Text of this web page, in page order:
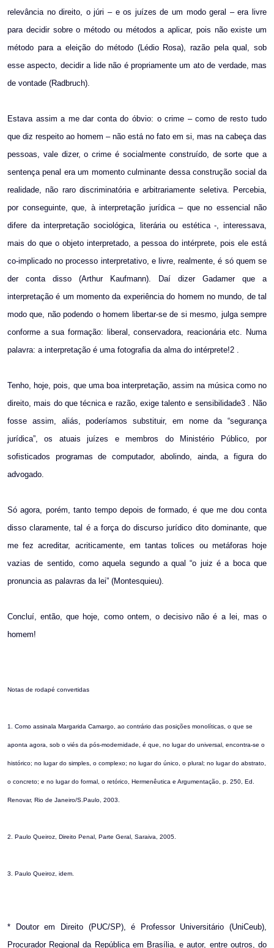
relevância no direito, o júri – e os juízes de um modo geral – era livre
para decidir sobre o método ou métodos a aplicar, pois não existe um
método para a eleição do método (Lédio Rosa), razão pela qual, sob
esse aspecto, decidir a lide não é propriamente um ato de verdade, mas
de vontade (Radbruch).
Estava assim a me dar conta do óbvio: o crime – como de resto tudo
que diz respeito ao homem – não está no fato em si, mas na cabeça das
pessoas, vale dizer, o crime é socialmente construído, de sorte que a
sentença penal era um momento culminante dessa construção social da
realidade, não raro discriminatória e arbitrariamente seletiva. Percebia,
por conseguinte, que, à interpretação jurídica – que no essencial não
difere da interpretação sociológica, literária ou estética -, interessava,
mais do que o objeto interpretado, a pessoa do intérprete, pois ele está
co-implicado no processo interpretativo, e livre, realmente, é só quem se
der conta disso (Arthur Kaufmann). Daí dizer Gadamer que a
interpretação é um momento da experiência do homem no mundo, de tal
modo que, não podendo o homem libertar-se de si mesmo, julga sempre
conforme a sua formação: liberal, conservadora, reacionária etc. Numa
palavra: a interpretação é uma fotografia da alma do intérprete!2 .
Tenho, hoje, pois, que uma boa interpretação, assim na música como no
direito, mais do que técnica e razão, exige talento e sensibilidade3 . Não
fosse assim, aliás, poderíamos substituir, em nome da “segurança
jurídica”, os atuais juízes e membros do Ministério Público, por
sofisticados programas de computador, abolindo, ainda, a figura do
advogado.
Só agora, porém, tanto tempo depois de formado, é que me dou conta
disso claramente, tal é a força do discurso jurídico dito dominante, que
me fez acreditar, acriticamente, em tantas tolices ou metáforas hoje
vazias de sentido, como aquela segundo a qual “o juiz é a boca que
pronuncia as palavras da lei” (Montesquieu).
Concluí, então, que hoje, como ontem, o decisivo não é a lei, mas o
homem!
Notas de rodapé convertidas
1. Como assinala Margarida Camargo, ao contrário das posições monolíticas, o que se
aponta agora, sob o viés da pós-modernidade, é que, no lugar do universal, encontra-se o
histórico; no lugar do simples, o complexo; no lugar do único, o plural; no lugar do abstrato,
o concreto; e no lugar do formal, o retórico, Hermenêutica e Argumentação, p. 250, Ed.
Renovar, Rio de Janeiro/S.Paulo, 2003.
2. Paulo Queiroz, Direito Penal, Parte Geral, Saraiva, 2005.
3. Paulo Queiroz, idem.
* Doutor em Direito (PUC/SP), é Professor Universitário (UniCeub),
Procurador Regional da República em Brasília, e autor, entre outros, do